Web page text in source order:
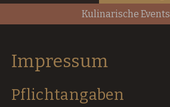
Kulinarische Events
Impressum
Pflichtangaben